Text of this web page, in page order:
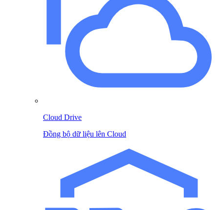
Cloud Drive
Đồng bộ dữ liệu lên Cloud